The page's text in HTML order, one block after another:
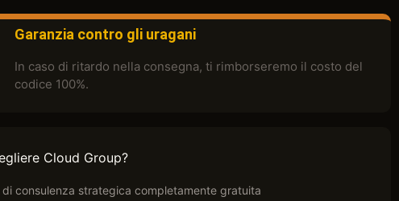
Garanzia contro gli uragani
In caso di ritardo nella consegna, ti rimborseremo il costo del
codice 100%.
Cloud Group?
di consulenza strategica completamente gratuita